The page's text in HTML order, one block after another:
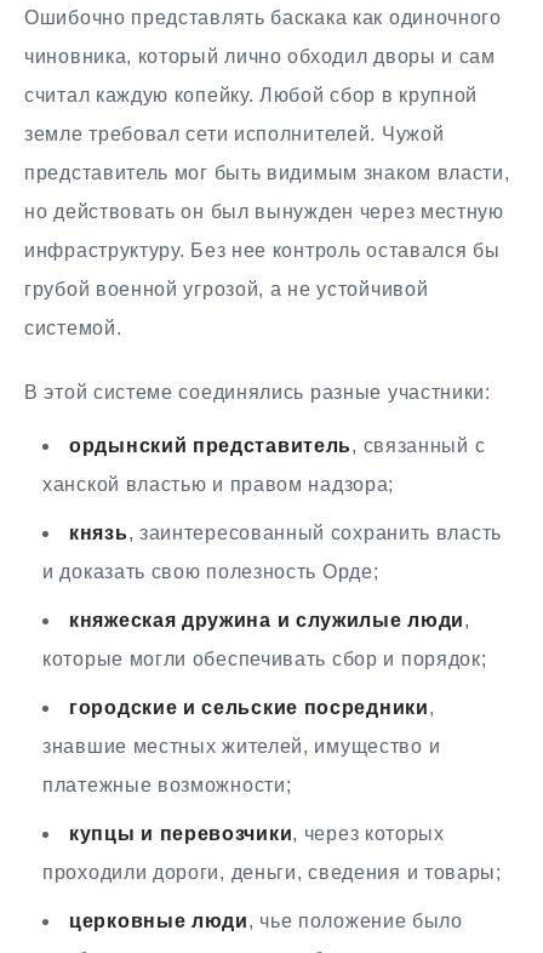
Ошибочно представлять баскака как одиночного
чиновника, который лично обходил дворы и сам
считал каждую копейку. Любой сбор в крупной
земле требовал сети исполнителей. Чужой
представитель мог быть видимым знаком власти,
но действовать он был вынужден через местную
инфраструктуру. Без нее контроль оставался бы
грубой военной угрозой, а не устойчивой
системой.
В этой системе соединялись разные участники:
ордынский представитель, связанный с
ханской властью и правом надзора;
князь, заинтересованный сохранить власть
и доказать свою полезность Орде;
княжеская дружина и служилые люди,
которые могли обеспечивать сбор и порядок;
городские и сельские посредники,
знавшие местных жителей, имущество и
платежные возможности;
купцы и перевозчики, через которых
проходили дороги, деньги, сведения и товары;
церковные люди, чье положение было